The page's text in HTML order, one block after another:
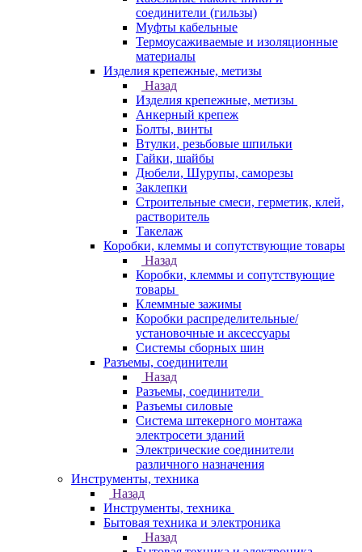
соединители (гильзы)
Муфты кабельные
Термоусаживаемые и изоляционные
материалы
Изделия крепежные, метизы
Назад
Изделия крепежные, метизы
Анкерный крепеж
Болты, винты
Втулки, резьбовые шпильки
Гайки, шайбы
Дюбели, Шурупы, саморезы
Заклепки
Строительные смеси, герметик, клей,
растворитель
Такелаж
Коробки, клеммы и сопутствующие товары
Назад
Коробки, клеммы и сопутствующие
товары
Клеммные зажимы
Коробки распределительные/
установочные и аксессуары
Системы сборных шин
Разъемы, соединители
Назад
Разъемы, соединители
Разъемы силовые
Система штекерного монтажа
электросети зданий
Электрические соединители
различного назначения
Инструменты, техника
Назад
Инструменты, техника
Бытовая техника и электроника
Назад